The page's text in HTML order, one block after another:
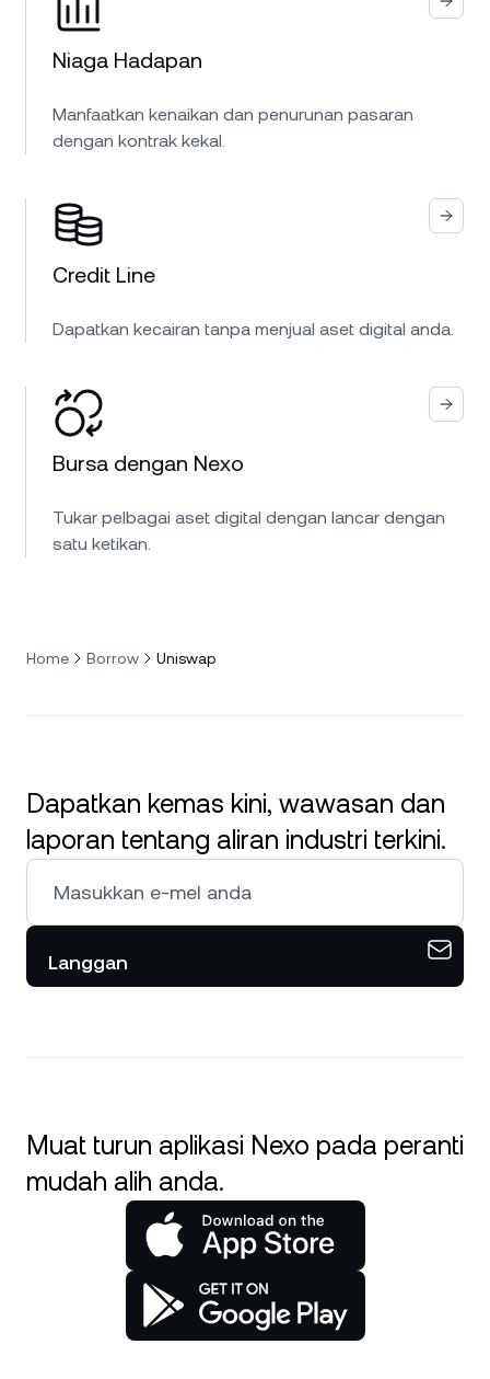
Niaga Hadapan
Manfaatkan kenaikan dan penurunan pasaran
dengan kontrak kekal.
Credit Line
Dapatkan kecairan tanpa menjual aset digital anda.
Bursa dengan Nexo
Tukar pelbagai aset digital dengan lancar dengan
satu ketikan.
Home Borrow Uniswap
Dapatkan kemas kini, wawasan dan
laporan tentang aliran industri terkini.
Langgan
Muat turun aplikasi Nexo pada peranti
mudah alih anda.